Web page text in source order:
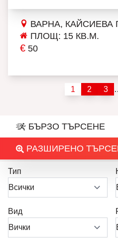
ВАРНА, КАЙСИЕВА
ПЛОЩ: 15 КВ.М.
€ 50
1 2 3
БЪРЗО ТЪРСЕНЕ
РАЗШИРЕНО
Тип
Вид